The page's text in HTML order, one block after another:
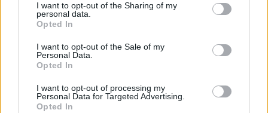
I want to opt-out of the Sharing of my
personal data.
Opted In
I want to opt-out of the Sale of my
Personal Data.
Opted In
I want to opt-out of processing my
Personal Data for Targeted Advertising.
Opted In